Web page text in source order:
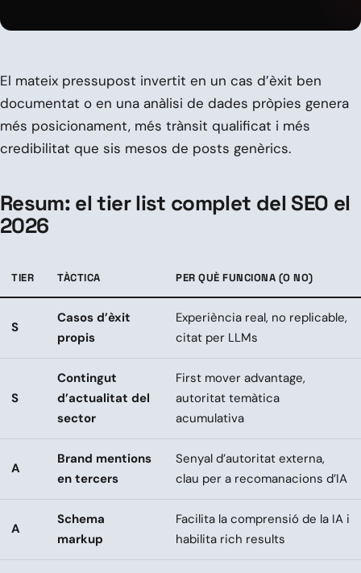
El mateix pressupost invertit en un cas d’èxit ben
documentat o en una anàlisi de dades pròpies genera
més posicionament, més trànsit qualificat i més
credibilitat que sis mesos de posts genèrics.
Resum: el tier list complet del SEO el
2026
TIER TÀCTICA PER QUÈ FUNCIONA (O NO)
S
Casos d’èxit
propis
Experiència real, no replicable,
citat per LLMs
S
Contingut
d’actualitat del
sector
First mover advantage,
autoritat temàtica
acumulativa
A
Brand mentions
en tercers
Senyal d’autoritat externa,
clau per a recomanacions d’IA
A
Schema
markup
Facilita la comprensió de la IA i
habilita rich results